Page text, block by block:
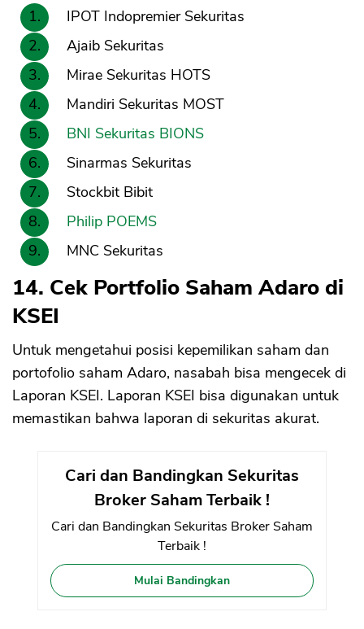
IPOT Indopremier Sekuritas
Ajaib Sekuritas
Mirae Sekuritas HOTS
Mandiri Sekuritas MOST
BNI Sekuritas BIONS
Sinarmas Sekuritas
Stockbit Bibit
Philip POEMS
MNC Sekuritas
14. Cek Portfolio Saham Adaro di
KSEI
Untuk mengetahui posisi kepemilikan saham dan
portofolio saham Adaro, nasabah bisa mengecek di
Laporan KSEI. Laporan KSEI bisa digunakan untuk
memastikan bahwa laporan di sekuritas akurat.
Cari dan Bandingkan Sekuritas
Broker Saham Terbaik !
Cari dan Bandingkan Sekuritas Broker Saham
Terbaik !
Mulai Bandingkan